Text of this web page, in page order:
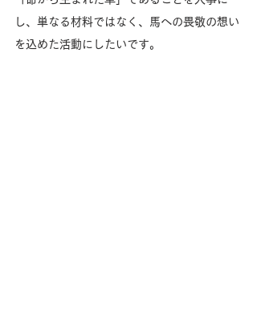
し、単なる材料ではなく、馬への畏敬の想い
を込めた活動にしたいです。